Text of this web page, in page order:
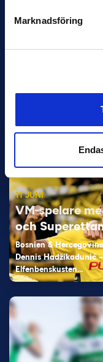
Marknadsföring
11 JUNI
VM-spelare
och
Bosnien &
Dennis Hadžikadunić
Elfenbenskusten…